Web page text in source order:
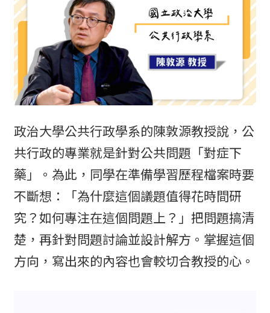
政治大學公共行政學系的陳敦源教授說，公
共行政的專業就是針對公共問題「對症下
藥」。為此，同學在準備學習歷程檔案時要
不斷想：「為什麼這個議題值得花時間研
究？如何專注在這個問題上？」把問題搞清
楚，再針對問題討論並設計解方。掌握這個
方向，寫出來的內容也會較切合教授的心。